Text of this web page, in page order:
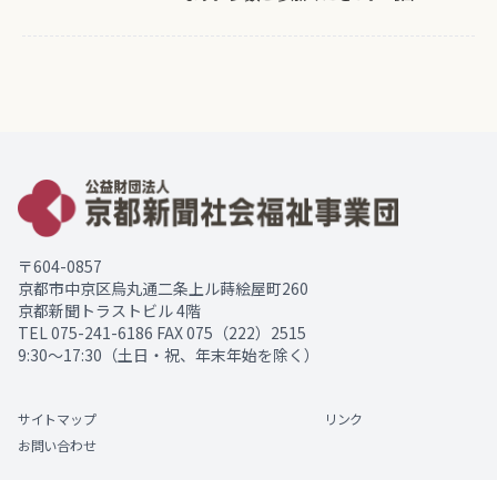
〒604-0857
京都市中京区烏丸通二条上ル蒔絵屋町260
京都新聞トラストビル 4階
TEL075-241-6186 FAX 075（222）2515
9:30～17:30（土日・祝、年末年始を除く）
サイトマップ
リンク
お問い合わせ